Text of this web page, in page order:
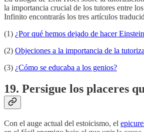
la importancia crucial de los tutores entre
Infinito encontrarás los tres artículos
(1) ¿Por qué hemos dejado de hacer
(2) Objeciones a la importancia de la
(3) ¿Cómo se educaba a los genios?
19. Persigue los placeres
Con el auge actual del estoicismo, el